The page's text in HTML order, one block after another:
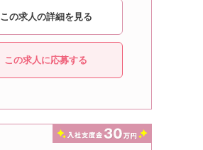
この求人の詳細を見る
この求人に応募する